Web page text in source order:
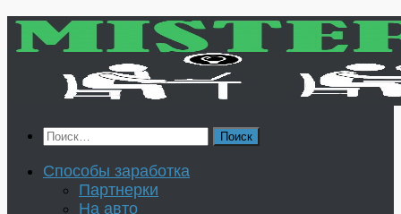
Перейти
Найти:
Способы заработка
Партнерки
На авто